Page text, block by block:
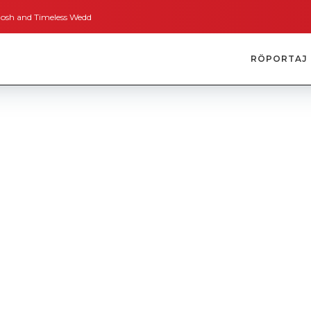
Weddings Bodrum’dan İngiltere’ye Kısa Bir Yolculuk
RÖPORTAJ